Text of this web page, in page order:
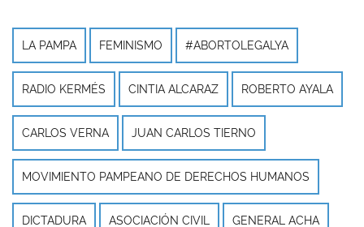
LA PAMPA FEMINISMO #ABORTOLEGALYA
RADIO KERMÉS CINTIA ALCARAZ ROBERTO AYALA
CARLOS VERNA JUAN CARLOS TIERNO
MOVIMIENTO PAMPEANO DE DERECHOS HUMANOS
DICTADURA ASOCIACIÓN CIVIL GENERAL ACHA